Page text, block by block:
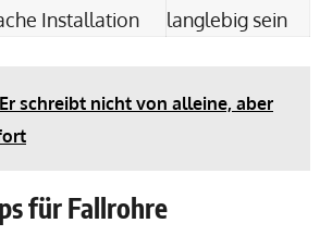
Installation
langlebig sein
Er schreibt nicht von alleine, aber
für Fallrohre